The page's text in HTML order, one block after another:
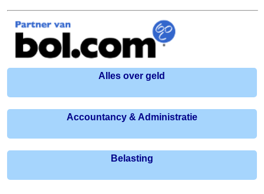
Alles over geld
Accountancy & Administratie
Belasting